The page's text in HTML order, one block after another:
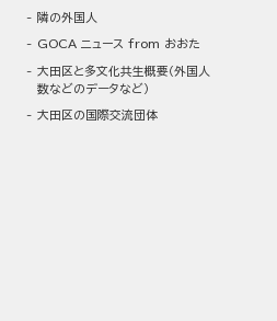
隣の外国人
GOCA ニュース from おおた
大田区と多文化共生概要（外国人
数などのデータなど）
大田区の国際交流団体